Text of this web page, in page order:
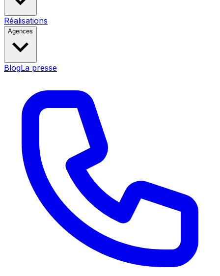
Réalisations
Agences
BlogLa presse